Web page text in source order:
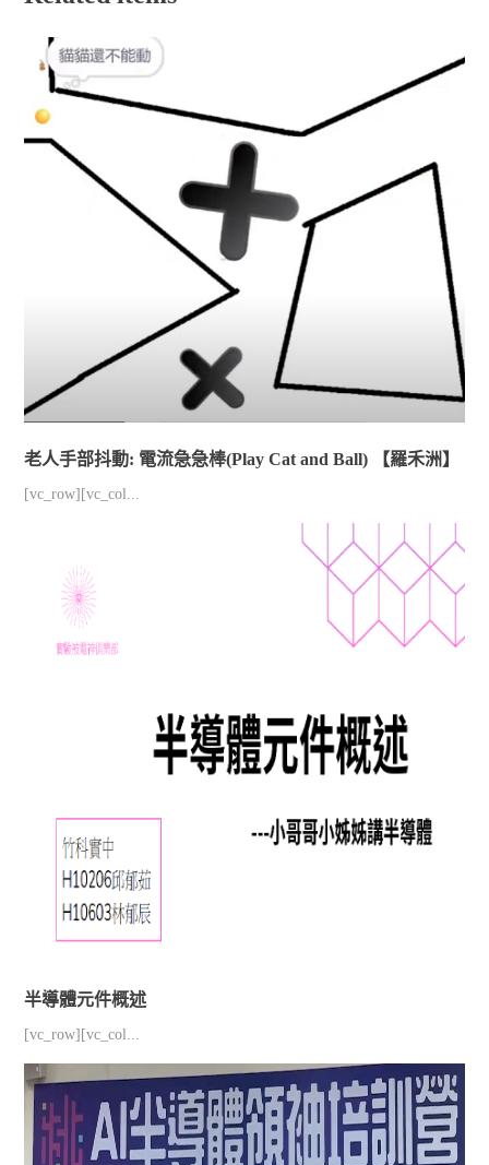
老人手部抖動: 電流急急棒(Play Cat and Ball) 【羅禾洲】
[vc_row][vc_col...
半導體元件概述
[vc_row][vc_col...